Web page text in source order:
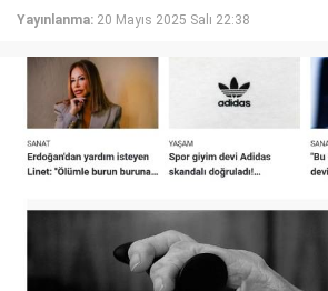
Yayınlanma: 20 Mayıs 2025 Salı 22:38